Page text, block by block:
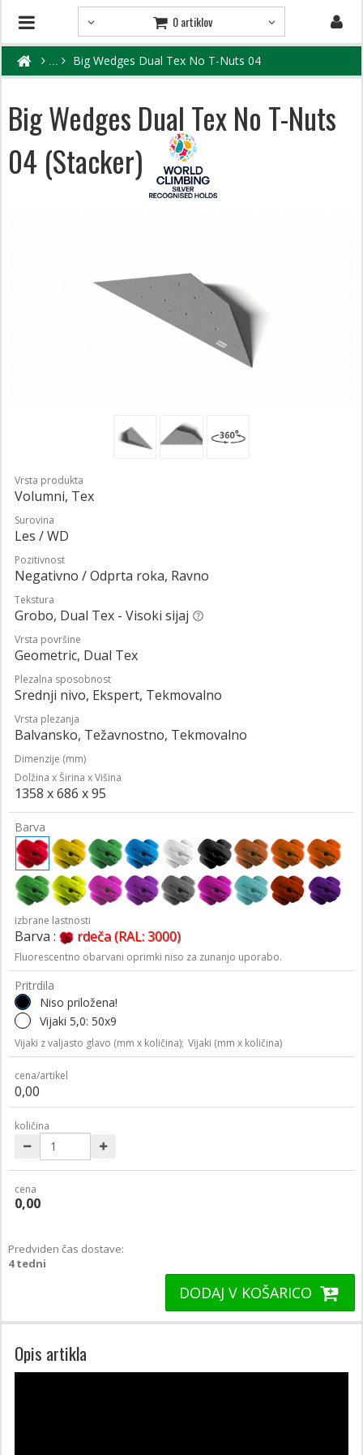
0 artiklov
Big Wedges Dual Tex No T-Nuts 04
Big Wedges Dual Tex No T-Nuts
04 (Stacker)
Vrsta produkta
Volumni, Tex
Surovina
Les / WD
Pozitivnost
Negativno / Odprta roka, Ravno
Tekstura
Grobo, Dual Tex - Visoki sijaj
Vrsta površine
Geometric, Dual Tex
Plezalna sposobnost
Srednji nivo, Ekspert, Tekmovalno
Vrsta plezanja
Balvansko, Težavnostno, Tekmovalno
Dimenzije (mm)
Dolžina x Širina x Višina
1358 x 686 x 95
Barva
izbrane lastnosti
Barva : rdeča (RAL: 3000)
Fluorescentno obarvani oprimki niso za zunanjo uporabo.
Pritrdila
Niso priložena!
Vijaki 5,0: 50x9
Vijaki z valjasto glavo (mm x količina); Vijaki (mm x količina)
cena/artikel
0,00
količina
cena
0,00
Predviden čas dostave:
4 tedni
DODAJ V KOŠARICO
Opis artikla